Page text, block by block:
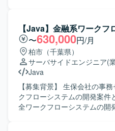
の新規構築に携わることが
DWH技術やAI適用の検討にも
素に触れながらスキルアップを
発環境】 Java、SQL（
Bluelakeを中心とした環境で
だきます。参画後にPKG固
ら、設計・開発・テスト・リ
応していただきます。 【求める人物像】 与えられたタスク
を一人称で主体的に進められ
PKGの仕様をキャッチアップ
しつつ開発を進められる方、
ュニケーションを取りなが
いです。 【ポジションの魅力】 金融機関向け大規模PKGマ
イグレーションの上流からリ
【Java】金融系ワーク
〜630,000円/月
柏市（千葉県）
サーバサイドエンジニア(
Java
【募集背景】 生保会社の事
クフローシステムの開発案件となります
全ワークフローシステムの開